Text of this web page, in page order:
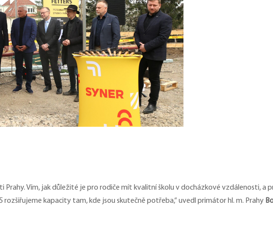
Prahy. Vím, jak důležité je pro rodiče mít kvalitní školu v docházkové vzdálenosti, a
rozšiřujeme kapacity tam, kde jsou skutečně potřeba,“ uvedl primátor hl. m. Prahy